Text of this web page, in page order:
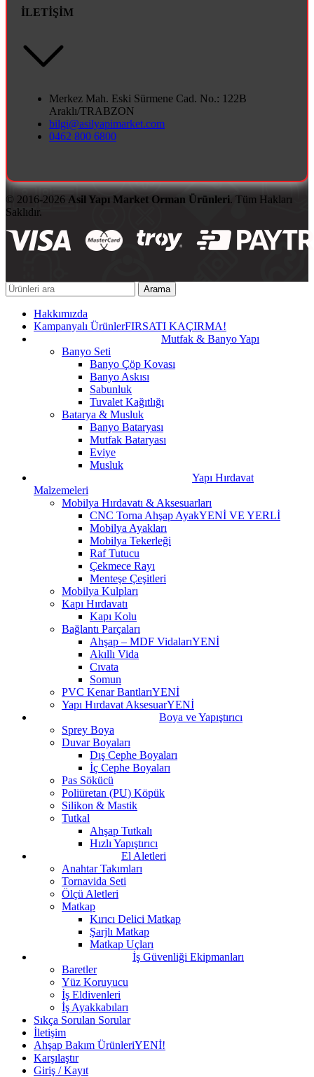
İLETİŞİM
Merkez Mah. Eski Sürmene Cad. No.: 122B
Araklı/TRABZON
bilgi@asilyapimarket.com
0462 800 6800
© 2016-2026 Asil Yapı Market Orman Ürünleri. Tüm Hakları
Saklıdır.
Arama
Hakkımızda
Kampanyalı ÜrünlerFIRSATI KAÇIRMA!
Mutfak & Banyo Yapı
Banyo Seti
Banyo Çöp Kovası
Banyo Askısı
Sabunluk
Tuvalet Kağıtlığı
Batarya & Musluk
Banyo Bataryası
Mutfak Bataryası
Eviye
Musluk
Yapı Hırdavat
Malzemeleri
Mobilya Hırdavatı & Aksesuarları
CNC Torna Ahşap AyakYENİ VE YERLİ
Mobilya Ayakları
Mobilya Tekerleği
Raf Tutucu
Çekmece Rayı
Menteşe Çeşitleri
Mobilya Kulpları
Kapı Hırdavatı
Kapı Kolu
Bağlantı Parçaları
Ahşap – MDF VidalarıYENİ
Akıllı Vida
Cıvata
Somun
PVC Kenar BantlarıYENİ
Yapı Hırdavat AksesuarYENİ
Boya ve Yapıştırıcı
Sprey Boya
Duvar Boyaları
Dış Cephe Boyaları
İç Cephe Boyaları
Pas Sökücü
Poliüretan (PU) Köpük
Silikon & Mastik
Tutkal
Ahşap Tutkalı
Hızlı Yapıştırıcı
El Aletleri
Anahtar Takımları
Tornavida Seti
Ölçü Aletleri
Matkap
Kırıcı Delici Matkap
Şarjlı Matkap
Matkap Uçları
İş Güvenliği Ekipmanları
Baretler
Yüz Koruyucu
İş Eldivenleri
İş Ayakkabıları
Sıkça Sorulan Sorular
İletişim
Ahşap Bakım ÜrünleriYENİ!
Karşılaştır
Giriş / Kayıt